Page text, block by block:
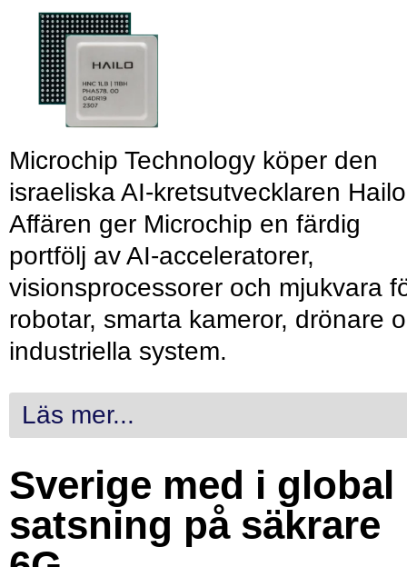
Microchip Technology köper den
israeliska AI-kretsutvecklaren
Affären ger Microchip en färdig
portfölj av AI-acceleratorer,
visionsprocessorer och mjukvara
robotar, smarta kameror, drönare
industriella system.
Läs mer...
Sverige med i global
satsning på säkrare